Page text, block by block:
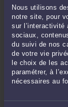
Nous utilisons
notre site, pour
sur l’interactivité
sociaux,
du suivi de nos
de votre vie
le choix de les
paramétrer, à
nécessaires au
marque.
3)
concrète mais
Pour
être retenue à
considérée.